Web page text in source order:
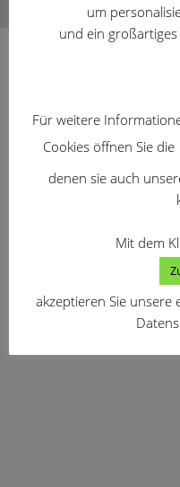
um
und ein
Für weitere
Cookies öffnen Sie die
denen sie auch
Mit dem
akzeptieren Sie unsere